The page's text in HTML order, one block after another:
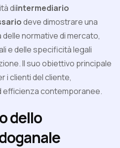
diintermediario
deve dimostrare una
normative di mercato,
e delle specificità legali
Il suo obiettivo principale
i clienti del cliente,
contemporanee.
dello